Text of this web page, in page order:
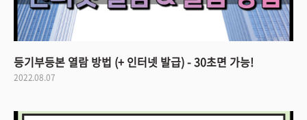
등기부등본 열람 방법 (+ 인터넷 발급) - 30초면 가능!
2022.08.07